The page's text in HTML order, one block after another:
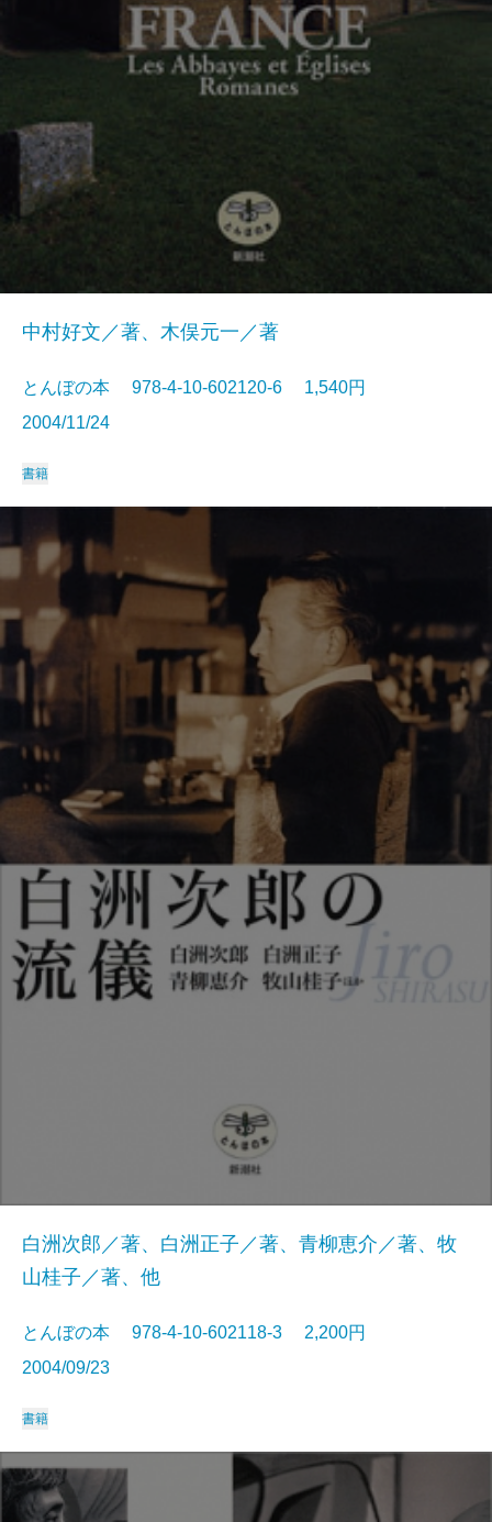
中村好文／著、木俣元一／著
とんぼの本 978-4-10-602120-6 1,540円
2004/11/24
書籍
白洲次郎／著、白洲正子／著、青柳恵介／著、牧
山桂子／著、他
とんぼの本 978-4-10-602118-3 2,200円
2004/09/23
書籍